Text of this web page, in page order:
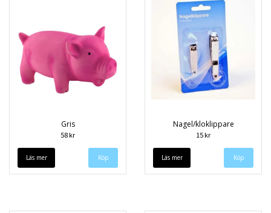
Gris
58 kr
Läs mer
Nagel/kloklippare
15 kr
Läs mer